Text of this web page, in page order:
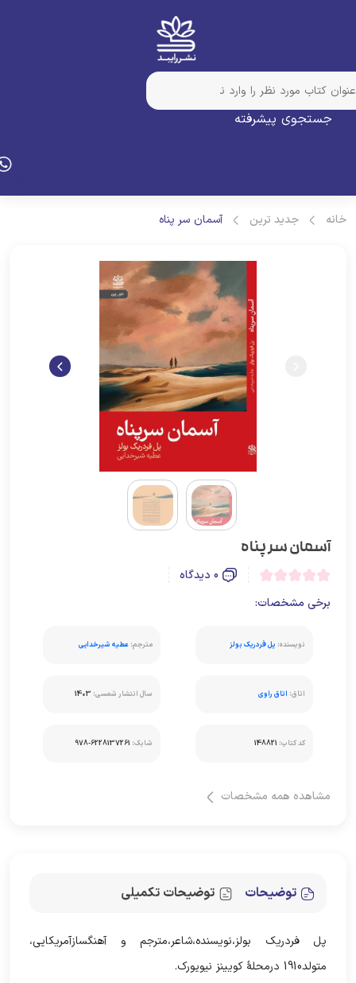
جستجوی پیشرفته
جدید ترین آسمان سر پناه
آسمان سر پناه
0 دیدگاه
برخی مشخصات:
نویسنده:پل فردریک بولز مترجم:عطیه شیرخدایی
اتاق:اتاق راوی سال انتشار شمسی:1403
کد کتاب:148821 شابک:
مشاهده همه مشخصات
توضیحات توضیحات تکمیلی
پل فردریک بولز،نویسنده،شاعر،مترجم و آهنگسازآمریکایی،
متولد1910 درمحلۀ کویینز نیویورک.